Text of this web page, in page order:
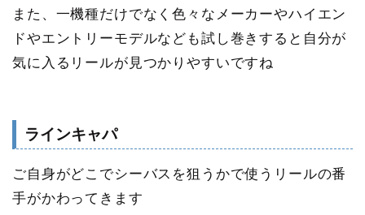
また、一機種だけでなく色々なメーカーやハイエン
ドやエントリーモデルなども試し巻きすると自分が
気に入るリールが見つかりやすいですね
ラインキャパ
ご自身がどこでシーバスを狙うかで使うリールの番
手がかわってきます